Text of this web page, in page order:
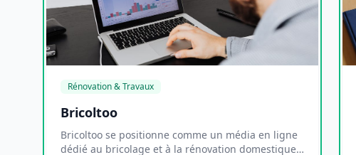
Rénovation & Travaux
Bricoltoo
Bricoltoo se positionne comme un média en ligne
dédié au bricolage et à la rénovation domestique,